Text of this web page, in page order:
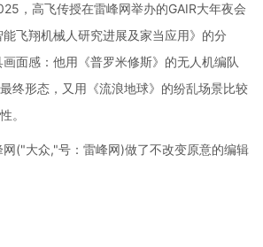
，高飞传授在雷峰网举办的GAIR大年夜会
飞翔机械人研究进展及家当应用》的分
面感：他用《普罗米修斯》的无人机编队
终形态，又用《流浪地球》的纷乱场景比较
。
网("大众,"号：雷峰网)做了不改变原意的编辑